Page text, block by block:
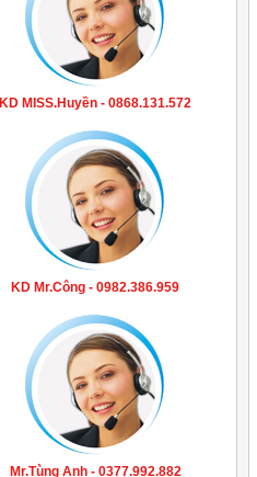
KD MISS.Huyền - 0868.131.572
KD Mr.Công - 0982.386.959
Mr.Tùng Anh - 0377.992.882